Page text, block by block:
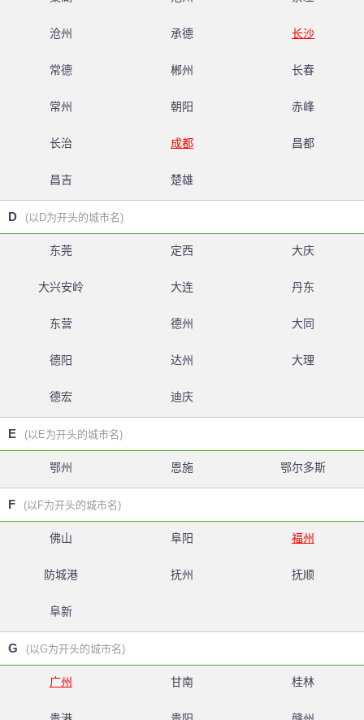
沧州 承德 长沙
常德 郴州 长春
常州 朝阳 赤峰
长治 成都 昌都
昌吉 楚雄
D (以D为开头的城市名)
东莞 定西 大庆
大兴安岭 大连 丹东
东营 德州 大同
德阳 达州 大理
德宏 迪庆
E (以E为开头的城市名)
鄂州 恩施 鄂尔多斯
F (以F为开头的城市名)
佛山 阜阳 福州
防城港 抚州 抚顺
阜新
G (以G为开头的城市名)
广州 甘南 桂林